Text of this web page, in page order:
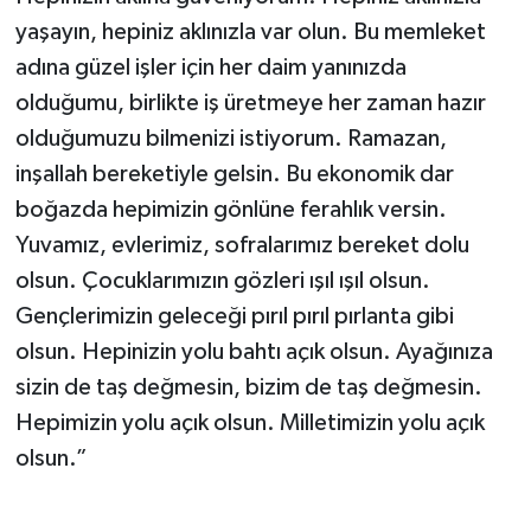
yaşayın, hepiniz aklınızla var olun. Bu memleket
adına güzel işler için her daim yanınızda
olduğumu, birlikte iş üretmeye her zaman hazır
olduğumuzu bilmenizi istiyorum. Ramazan,
inşallah bereketiyle gelsin. Bu ekonomik dar
boğazda hepimizin gönlüne ferahlık versin.
Yuvamız, evlerimiz, sofralarımız bereket dolu
olsun. Çocuklarımızın gözleri ışıl ışıl olsun.
Gençlerimizin geleceği pırıl pırıl pırlanta gibi
olsun. Hepinizin yolu bahtı açık olsun. Ayağınıza
sizin de taş değmesin, bizim de taş değmesin.
Hepimizin yolu açık olsun. Milletimizin yolu açık
olsun.”